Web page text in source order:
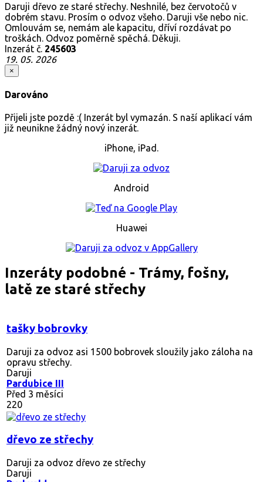
Daruji dřevo ze staré střechy. Neshnilé, bez červotočů v
dobrém stavu. Prosím o odvoz všeho. Daruji vše nebo nic.
Omlouvám se, nemám ale kapacitu, dříví rozdávat po
troškách. Odvoz poměrně spěchá. Děkuji.
Inzerát č. 245603
19. 05. 2026
×
Darováno
Přijeli jste pozdě :( Inzerát byl vymazán. S naší aplikací vám
již neunikne žádný nový inzerát.
iPhone, iPad.
Android
Huawei
Inzeráty podobné - Trámy, fošny,
latě ze staré střechy
tašky bobrovky
Daruji za odvoz asi 1500 bobrovek sloužily jako záloha na
opravu střechy.
Daruji
Pardubice III
Před 3 měsíci
220
dřevo ze střechy
Daruji za odvoz dřevo ze střechy
Daruji